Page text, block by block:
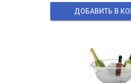
ДОБАВИТЬ В